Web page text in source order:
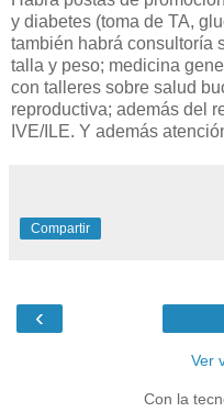
y diabetes (toma de TA,
también habrá consultoría
talla y peso; medicina
con talleres sobre salud
reproductiva; además del
IVE/ILE. Y además
Compartir
‹
Ver
Con la